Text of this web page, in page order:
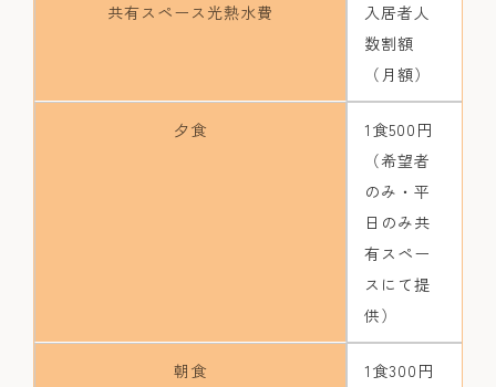
共有スペース光熱水費
入居者人
数割額
（月額）
夕食
1食500円
（希望者
のみ・平
日のみ共
有スペー
スにて提
供）
朝食
1食300円